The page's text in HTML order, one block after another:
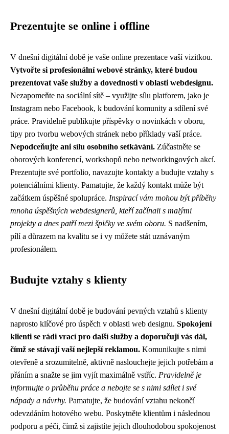
Prezentujte se online i offline
V dnešní digitální době je vaše online prezentace vaší vizitkou.
Vytvořte si profesionální webové stránky, které budou
prezentovat vaše služby a dovednosti v oblasti webdesignu.
Nezapomeňte na sociální sítě – využijte sílu platforem, jako je
Instagram nebo Facebook, k budování komunity a sdílení své
práce. Pravidelně publikujte příspěvky o novinkách v oboru,
tipy pro tvorbu webových stránek nebo příklady vaší práce.
Nepodceňujte ani sílu osobního setkávání. Zúčastněte se
oborových konferencí, workshopů nebo networkingových akcí.
Prezentujte své portfolio, navazujte kontakty a budujte vztahy s
potenciálními klienty. Pamatujte, že každý kontakt může být
začátkem úspěšné spolupráce. Inspirací vám mohou být příběhy
mnoha úspěšných webdesignerů, kteří začínali s malými
projekty a dnes patří mezi špičky ve svém oboru. S nadšením,
pílí a důrazem na kvalitu se i vy můžete stát uznávaným
profesionálem.
Budujte vztahy s klienty
V dnešní digitální době je budování pevných vztahů s klienty
naprosto klíčové pro úspěch v oblasti web designu. Spokojení
klienti se rádi vrací pro další služby a doporučují vás dál,
čímž se stávají vaší nejlepší reklamou. Komunikujte s nimi
otevřeně a srozumitelně, aktivně naslouchejte jejich potřebám a
přáním a snažte se jim vyjít maximálně vstříc. Pravidelně je
informujte o průběhu práce a nebojte se s nimi sdílet i své
nápady a návrhy. Pamatujte, že budování vztahu nekončí
odevzdáním hotového webu. Poskytněte klientům i následnou
podporu a péči, čímž si zajistíte jejich dlouhodobou spokojenost